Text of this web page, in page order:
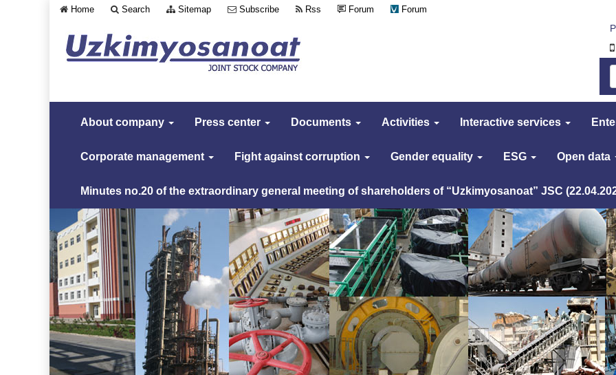
Home Search Sitemap Subscribe Rss Forum
Forum
About company Press center Documents Activities Interactive services
Corporate management Fight against corruption Gender equality ESG Open data
Minutes no.20 of the extraordinary general meeting of shareholders of “Uzkimyosanoat” JSC